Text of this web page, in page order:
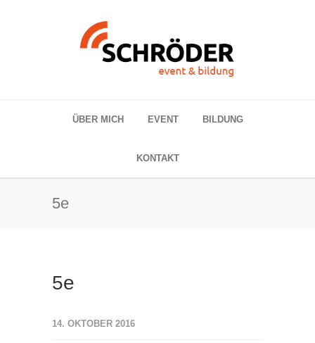
ÜBER MICH EVENT BILDUNG
KONTAKT
5e
5e
14. OKTOBER 2016